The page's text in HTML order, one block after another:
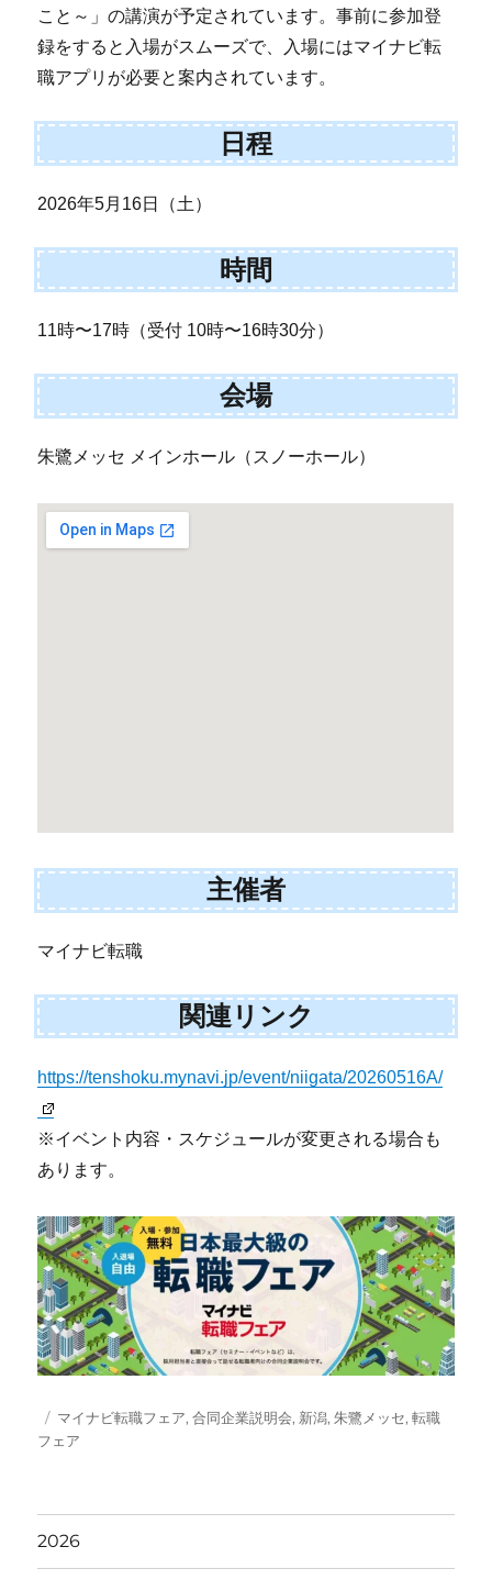
こと～」の講演が予定されています。事前に参加登
録をすると入場がスムーズで、入場にはマイナビ転
職アプリが必要と案内されています。
日程
2026年5月16日（土）
時間
11時〜17時（受付 10時〜16時30分）
会場
朱鷺メッセ メインホール（スノーホール）
主催者
マイナビ転職
関連リンク
https://tenshoku.mynavi.jp/event/niigata/20260516A/
※イベント内容・スケジュールが変更される場合も
あります。
投
稿
タ
グ
マイナビ転職フェア,合同企業説明会, 新潟,朱鷺メッセ,転職
フェア
2026